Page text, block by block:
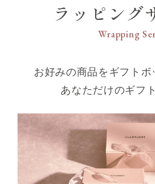
ラッピング
Wrapping
お好みの商品をギフトボ
あなただけのギフ